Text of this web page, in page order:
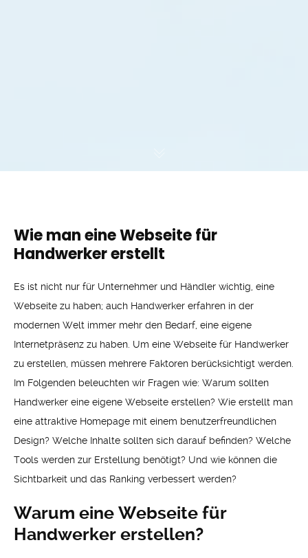
Wie man eine Webseite für
Handwerker erstellt
Es ist nicht nur für Unternehmer und Händler wichtig, eine
Webseite zu haben; auch Handwerker erfahren in der
modernen Welt immer mehr den Bedarf, eine eigene
Internetpräsenz zu haben. Um eine Webseite für Handwerker
zu erstellen, müssen mehrere Faktoren berücksichtigt werden.
Im Folgenden beleuchten wir Fragen wie: Warum sollten
Handwerker eine eigene Webseite erstellen? Wie erstellt man
eine attraktive Homepage mit einem benutzerfreundlichen
Design? Welche Inhalte sollten sich darauf befinden? Welche
Tools werden zur Erstellung benötigt? Und wie können die
Sichtbarkeit und das Ranking verbessert werden?
Warum eine Webseite für
Handwerker erstellen?